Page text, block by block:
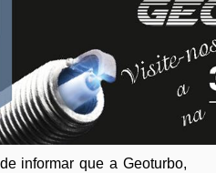
informar que a Geoturbo,